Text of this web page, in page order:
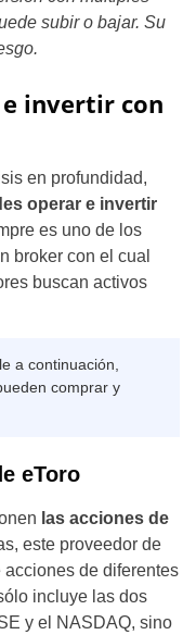
subir o bajar. Su
e invertir con
en profundidad,
operar e invertir
es uno de los
broker con el cual
buscan activos
a continuación,
comprar y
eToro
las acciones de
este proveedor de
de diferentes
incluye las dos
y el NASDAQ, sino